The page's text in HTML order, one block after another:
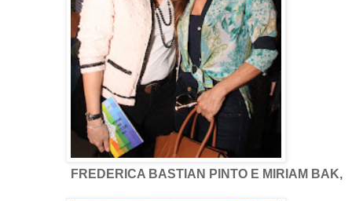
FREDERICA BASTIAN PINTO E MIRIAM BAK,